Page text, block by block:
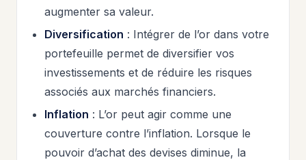
augmenter sa valeur.
Diversification : Intégrer de l’or dans votre
portefeuille permet de diversifier vos
investissements et de réduire les risques
associés aux marchés financiers.
Inflation : L’or peut agir comme une
couverture contre l’inflation. Lorsque le
pouvoir d’achat des devises diminue, la